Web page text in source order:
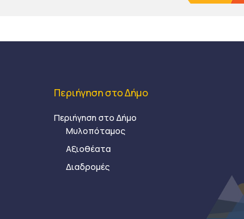
Περιήγηση στο Δήμο
Περιήγηση στο Δήμο
Μυλοπόταμος
Αξιοθέατα
Διαδρομές